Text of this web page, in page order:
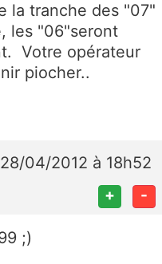
la tranche des "07"
les "06"seront
Votre opérateur
piocher..
04/2012 à 18h52
+ -
;)